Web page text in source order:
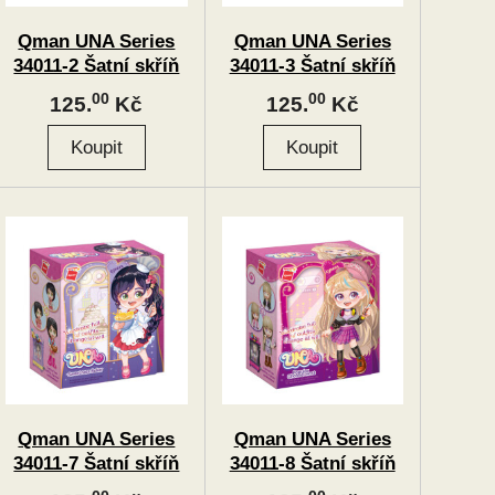
Qman UNA Series
34011-2 Šatní skříň
sada doktorky
125.00 Kč
Qman UNA Series
34011-3 Šatní skříň
fotografky
125.00Kč
Qman UNA Series
34011-7 Šatní skříň
cukrářky
Qman UNA Series
34011-8 Šatní skříň
hostesky